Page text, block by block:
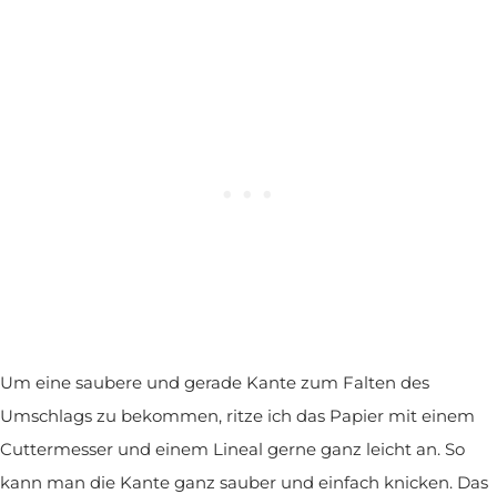
Um eine saubere und gerade Kante zum Falten des
Umschlags zu bekommen, ritze ich das Papier mit einem
Cuttermesser und einem Lineal gerne ganz leicht an. So
kann man die Kante ganz sauber und einfach knicken. Das